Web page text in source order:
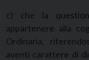
c) che la
appartenere alla
Ordinaria,
aventi carattere di